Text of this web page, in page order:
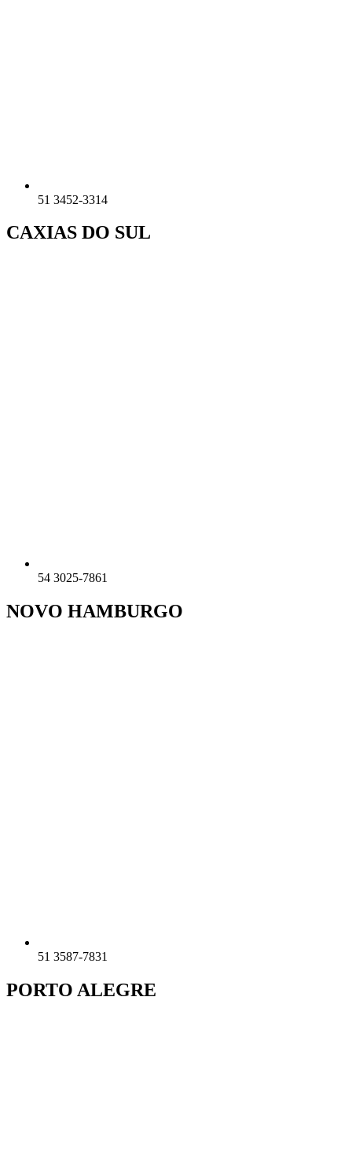
51 3452-3314
CAXIAS DO SUL
54 3025-7861
NOVO HAMBURGO
51 3587-7831
PORTO ALEGRE